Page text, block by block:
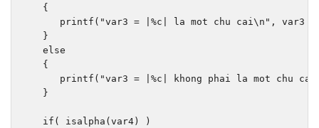
{
      printf
( "var3 = |%c| la mot chu cai\n" , var3
}
else
{
      printf
( "var3 = |%c| khong phai la mot chu
}
if ( isalpha ( var4 )
)